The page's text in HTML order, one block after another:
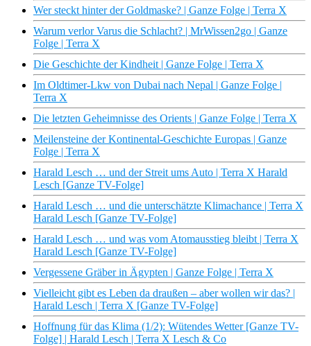
Wer steckt hinter der Goldmaske? | Ganze Folge | Terra X
Warum verlor Varus die Schlacht? | MrWissen2go | Ganze
Folge | Terra X
Die Geschichte der Kindheit | Ganze Folge | Terra X
Im Oldtimer-Lkw von Dubai nach Nepal | Ganze Folge |
Terra X
Die letzten Geheimnisse des Orients | Ganze Folge | Terra X
Meilensteine der Kontinental-Geschichte Europas | Ganze
Folge | Terra X
Harald Lesch … und der Streit ums Auto | Terra X Harald
Lesch [Ganze TV-Folge]
Harald Lesch … und die unterschätzte Klimachance | Terra X
Harald Lesch [Ganze TV-Folge]
Harald Lesch … und was vom Atomausstieg bleibt | Terra X
Harald Lesch [Ganze TV-Folge]
Vergessene Gräber in Ägypten | Ganze Folge | Terra X
Vielleicht gibt es Leben da draußen – aber wollen wir das? |
Harald Lesch | Terra X [Ganze TV-Folge]
Hoffnung für das Klima (1/2): Wütendes Wetter [Ganze TV-
Folge] | Harald Lesch | Terra X Lesch & Co